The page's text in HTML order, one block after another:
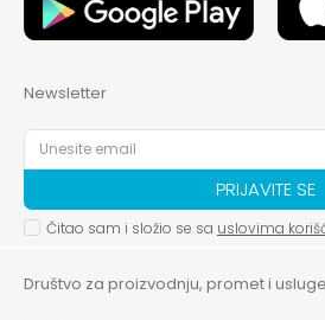
Newsletter
PRIJAVITE SE
Čitao sam i složio se sa uslovima
Društvo za proizvodnju, promet i